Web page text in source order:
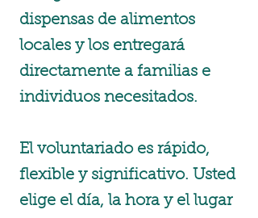
dispensas de alimentos
locales y los entregará
directamente a familias e
individuos necesitados.
El voluntariado es rápido,
flexible y significativo. Usted
elige el día, la hora y el lugar